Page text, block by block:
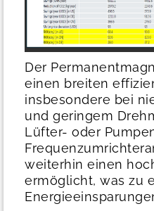
Der
einen breiten
insbesondere bei
und geringem
Lüfter- oder
weiterhin einen
ermöglicht, was zu